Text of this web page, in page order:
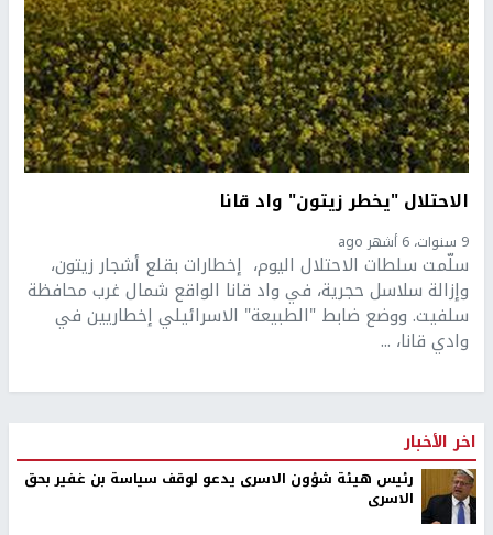
الاحتلال "يخطر زيتون" واد قانا
9 سنوات، 6 أشهر ago
سلّمت سلطات الاحتلال اليوم، إخطارات بقلع أشجار زيتون،
وإزالة سلاسل حجرية، في واد قانا الواقع شمال غرب محافظة
سلفيت. ووضع ضابط "الطبيعة" الاسرائيلي إخطاريين في
وادي قانا، ...
اخر الأخبار
رئيس هيئة شؤون الاسرى يدعو لوقف سياسة بن غفير بحق
الاسرى